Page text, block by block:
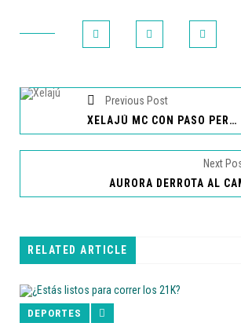
Previous Post
XELAJÚ MC CON PASO PERFECTO EN LA COPA CENTROAMERICANA
Next
RELATED ARTICLE
DEPORTES